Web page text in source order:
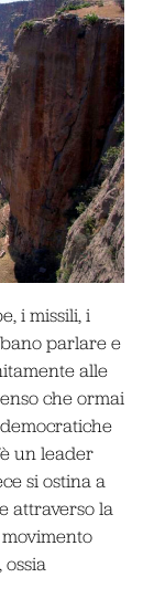
i missili, i
parlare e
alle
che ormai
un leader
si ostina a
attraverso la
ossia